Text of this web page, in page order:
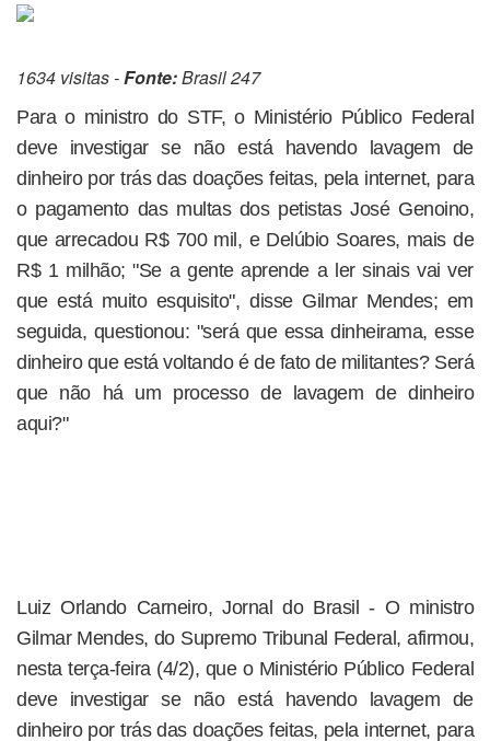
1634 visitas -Fonte:Brasil 247
Para o ministro do STF, o Ministério Público Federal
deve investigar se não está havendo lavagem de
dinheiro por trás das doações feitas, pela internet, para
o pagamento das multas dos petistas José Genoino,
que arrecadou R$ 700 mil, e Delúbio Soares, mais de
R$ 1 milhão; "Se a gente aprende a ler sinais vai ver
que está muito esquisito", disse Gilmar Mendes; em
seguida, questionou: "será que essa dinheirama, esse
dinheiro que está voltando é de fato de militantes? Será
que não há um processo de lavagem de dinheiro
aqui?"
Luiz Orlando Carneiro, Jornal do Brasil - O ministro
Gilmar Mendes, do Supremo Tribunal Federal, afirmou,
nesta terça-feira (4/2), que o Ministério Público Federal
deve investigar se não está havendo lavagem de
dinheiro por trás das doações feitas, pela internet, para